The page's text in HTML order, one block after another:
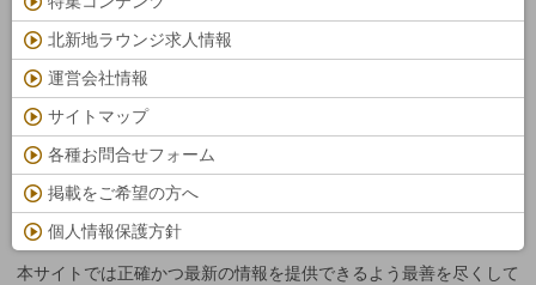
北新地ラウンジ求人情報
運営会社情報
サイトマップ
各種お問合せフォーム
掲載をご希望の方へ
個人情報保護方針
本サイトでは正確かつ最新の情報を提供できるよう最善を尽くして